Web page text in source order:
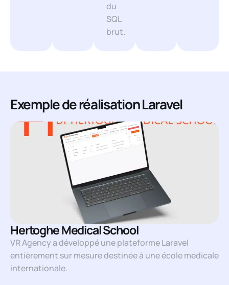
du
SQL
brut.
Exemple de réalisation Laravel
Hertoghe Medical School
VR Agency a développé une plateforme Laravel
entièrement sur mesure destinée à une école médicale
internationale.